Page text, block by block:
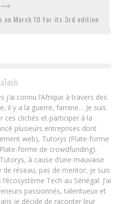
on March 10 for its 3rd edition
connu l’Afrique à travers des
il y a la guerre, famine… Je suis
ces clichés et participer à la
plusieurs entreprises dont
web), Tutorys (Plate-forme
forme de crowdfunding).
à cause d’une mauvaise
réseau, pas de mentor, je suis
Tech au Sénégal. J’ai
passionnés, talentueux et
je décide de raconter leur